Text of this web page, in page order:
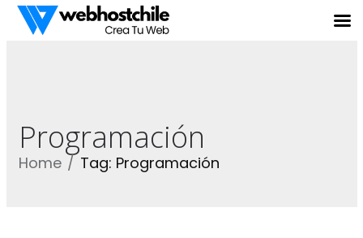
Programación
Home Tag: Programación